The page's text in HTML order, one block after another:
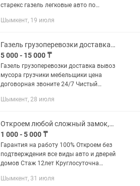
старекс газель легковые авто по
Самарканд Бухара Ташкент Иссык Кул
Шымкент, 19 июля
Газель грузоперевозки доставка 24/7
5 000 - 15 000 ₸
Газель грузоперевозки доставка вывоз
мусора грузчики мебельщики цена
договорная звоните 24/7 Чистый
Шымкент, 28 июля
Откроем любой сложный замок,есик ашу,бузу,ауыстыру,взлом дверь,авто ашу,
1 000 - 5 000 ₸
Гарантия на работу 100% Откроем без
подтверждения все виды авто и дверей
домов Стаж 12лет Круглосуточна
выезд:быстро и качественно
Шымкент, 31 июля